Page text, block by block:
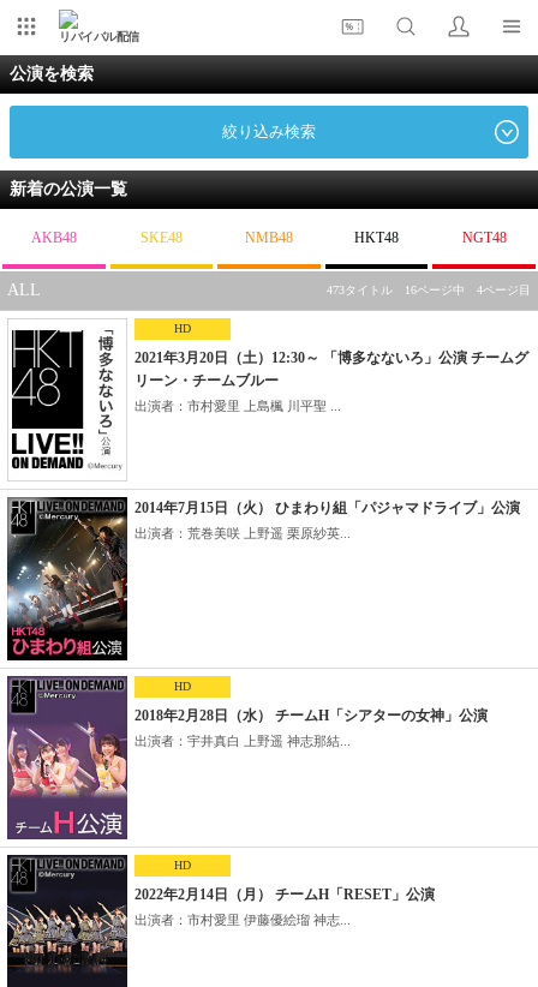
リバイバル配信
公演を検索
絞り込み検索
新着の公演一覧
AKB48 SKE48 NMB48 HKT48 NGT48
ALL 473タイトル 16ページ中 4ページ目
HD
2021年3月20日（土）12:30～ 「博多なないろ」公演 チームグ
リーン・チームブルー
出演者：市村愛里 上島楓 川平聖 ...
2014年7月15日（火） ひまわり組「パジャマドライブ」公演
出演者：荒巻美咲 上野遥 栗原紗英...
HD
2018年2月28日（水） チームH「シアターの女神」公演
出演者：宇井真白 上野遥 神志那結...
HD
2022年2月14日（月） チームH「RESET」公演
出演者：市村愛里 伊藤優絵瑠 神志...